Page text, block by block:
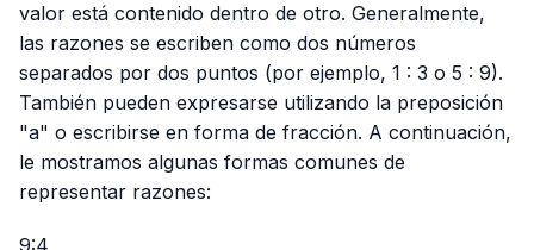
valor está contenido dentro de otro. Generalmente,
las razones se escriben como dos números
separados por dos puntos (por ejemplo, 1 : 3 o 5 : 9).
También pueden expresarse utilizando la preposición
"a" o escribirse en forma de fracción. A continuación,
le mostramos algunas formas comunes de
representar razones: